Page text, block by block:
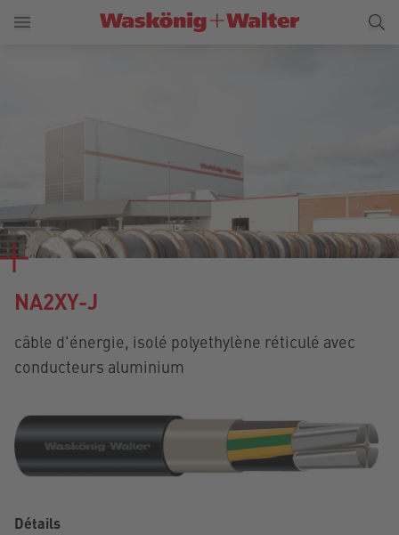
NA2XY-J
câble d'énergie, isolé polyethylène réticulé avec
conducteurs aluminium
Détails